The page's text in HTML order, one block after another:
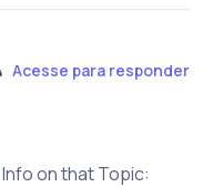
Acesse para responder
on that Topic: